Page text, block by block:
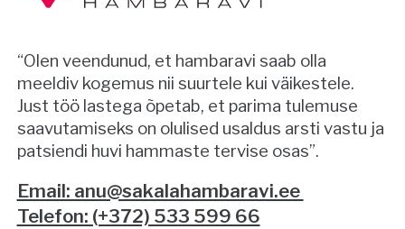
“Olen veendunud, et hambaravi saab olla
meeldiv kogemus nii suurtele kui väikestele.
Just töö lastega õpetab, et parima tulemuse
saavutamiseks on olulised usaldus arsti vastu ja
patsiendi huvi hammaste tervise osas”.
Email: anu@sakalahambaravi.ee
Telefon: (+372) 533 599 66